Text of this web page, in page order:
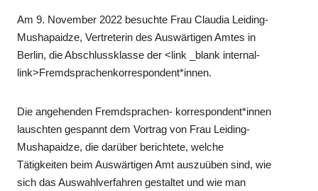
Am 9. November 2022 besuchte Frau Claudia Leiding-
Mushapaidze, Vertreterin des Auswärtigen Amtes in
Berlin, die Abschlussklasse der <link _blank internal-
link>Fremdsprachenkorrespondent*innen.
Die angehenden Fremdsprachen- korrespondent*innen
lauschten gespannt dem Vortrag von Frau Leiding-
Mushapaidze, die darüber berichtete, welche
Tätigkeiten beim Auswärtigen Amt auszuüben sind, wie
sich das Auswahlverfahren gestaltet und wie man